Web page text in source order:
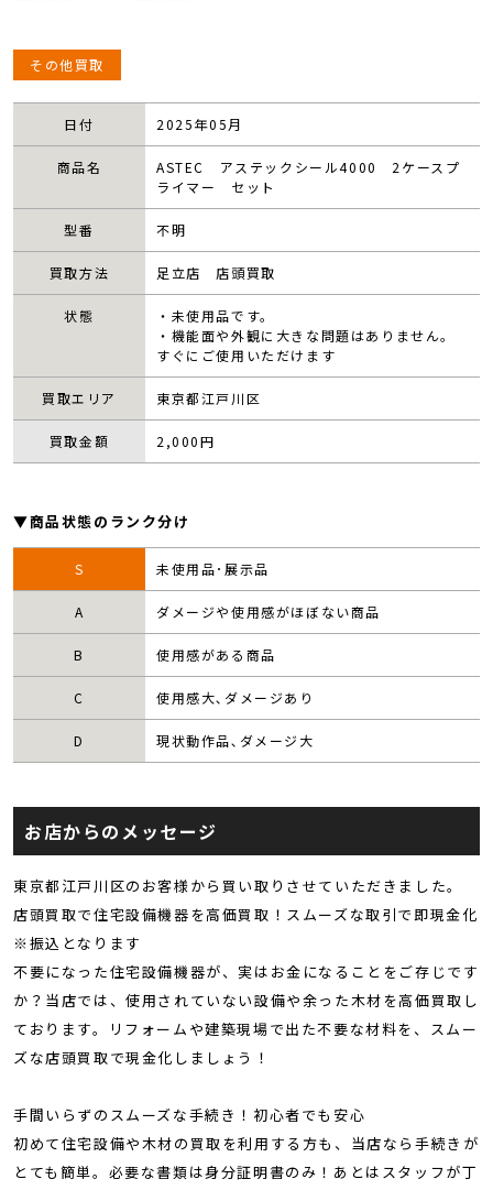
その他買取
日付 2025年05月
商品名
ASTEC アステックシール4000 2ケースプ
ライマー セット
型番 不明
買取方法 足立店 店頭買取
状態
・未使用品です。
・機能面や外観に大きな問題はありません。
すぐにご使用いただけます
買取エリア 東京都江戸川区
買取金額 2,000円
▼商品状態のランク分け
S 未使用品･展示品
A ダメージや使用感がほぼない商品
B 使用感がある商品
C 使用感大､ダメージあり
D 現状動作品､ダメージ大
お店からのメッセージ
東京都江戸川区のお客様から買い取りさせていただきました。
店頭買取で住宅設備機器を高価買取！スムーズな取引で即現金化
※振込となります
不要になった住宅設備機器が、実はお金になることをご存じです
か？当店では、使用されていない設備や余った木材を高価買取し
ております。リフォームや建築現場で出た不要な材料を、スムー
ズな店頭買取で現金化しましょう！
手間いらずのスムーズな手続き！初心者でも安心
初めて住宅設備や木材の買取を利用する方も、当店なら手続きが
とても簡単。必要な書類は身分証明書のみ！あとはスタッフが丁